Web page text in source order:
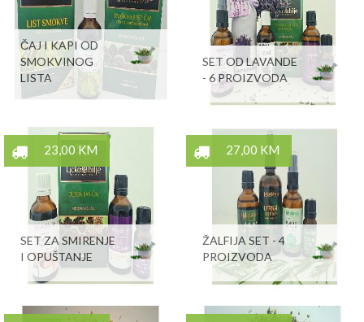
ČAJ I KAPI OD
SMOKVINOG
LISTA
SET OD LAVANDE
- 6 PROIZVODA
23,00 KM
SET ZA SMIRENJE
I OPUŠTANJE
27,00 KM
ŽALFIJA SET - 4
PROIZVODA